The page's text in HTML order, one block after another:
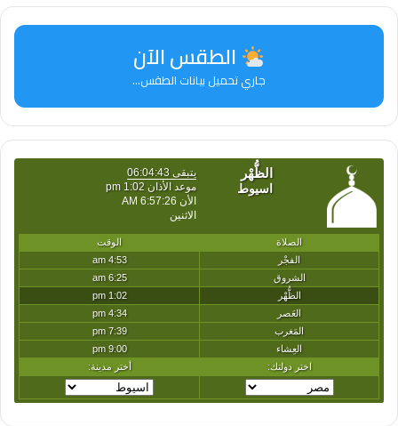
الطقس الآن
جاري تحميل بيانات الطقس...